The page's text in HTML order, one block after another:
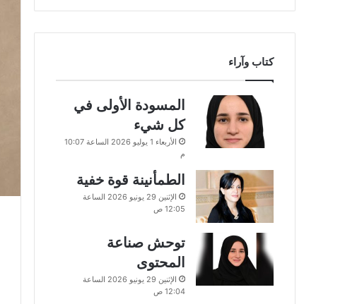
كتاب وآراء
المسودة الأولى في
كل شيء
الأربعاء 1 يوليو 2026 الساعة 10:07
م
الطمأنينة قوة خفية
الإثنين 29 يونيو 2026 الساعة
12:05 ص
توحش صناعة
المحتوى
الإثنين 29 يونيو 2026 الساعة
12:04 ص